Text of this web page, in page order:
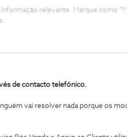
relevante. Marque como
de contacto telefónico.
vai resolver nada porque os